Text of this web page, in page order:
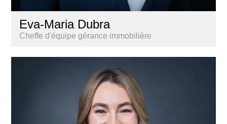
Eva-Maria Dubra
Cheffe d'équipe gérance immobilière